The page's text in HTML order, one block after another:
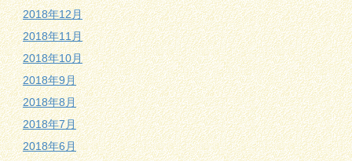
2018年12月
2018年11月
2018年10月
2018年9月
2018年8月
2018年7月
2018年6月